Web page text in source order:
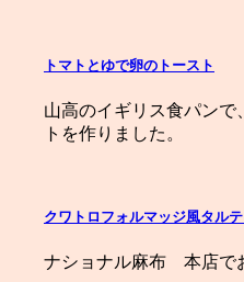
トマトとゆで卵のトースト
山高のイギリス食パンで
トを作りました。
クワトロフォルマッジ風タル
ナショナル麻布 本店で